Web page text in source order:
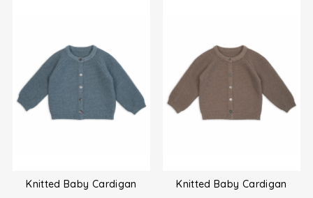
Knitted Baby Cardigan Knitted Baby Cardigan